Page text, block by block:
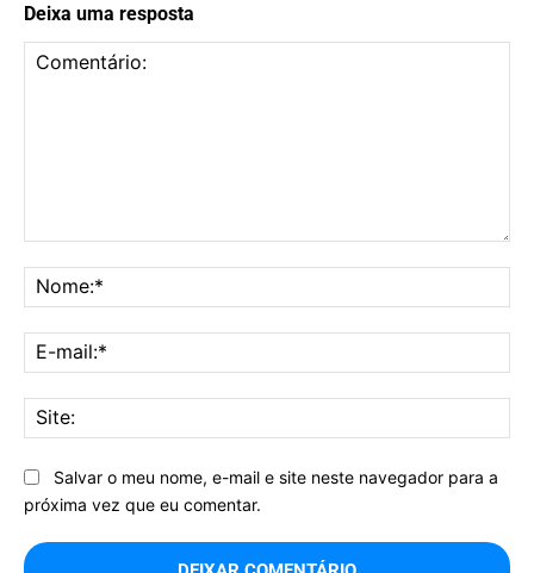
Deixa uma resposta
Salvar o meu nome, e-mail e site neste navegador para a
próxima vez que eu comentar.